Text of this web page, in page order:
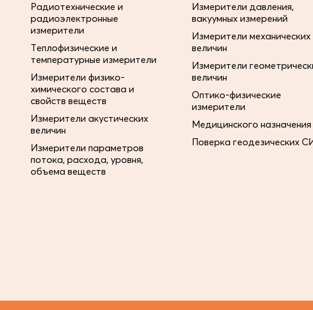
Радиотехнические и
радиоэлектронные
измерители
Теплофизические и
температурные измерители
Измерители физико-
химического состава и
свойств веществ
Измерители акустических
величин
Измерители параметров
потока, расхода, уровня,
объема веществ
Измерители давления,
вакуумных измерений
Измерители механических
величин
Измерители
величин
Оптико-физические
измерители
Медицинского назначения
Поверка геодезических